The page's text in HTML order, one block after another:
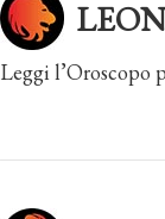
Leggi l’Oroscopo